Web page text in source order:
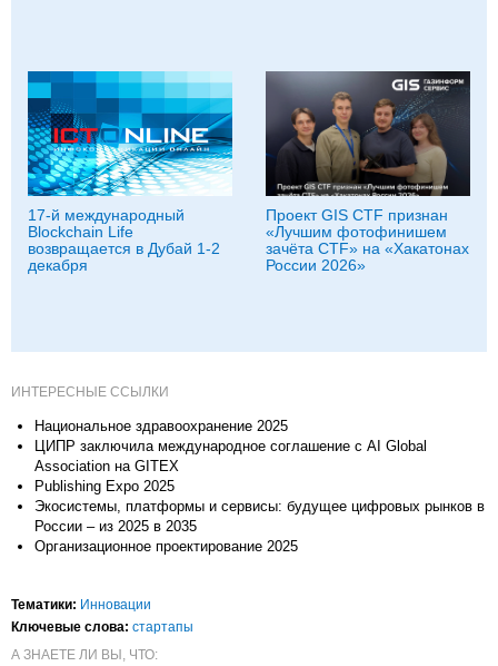
17-й международный
Blockchain Life
возвращается в Дубай 1-2
декабря
Проект GIS CTF признан
«Лучшим фотофинишем
зачёта CTF» на «Хакатонах
России 2026»
ИНТЕРЕСНЫЕ ССЫЛКИ
Национальное здравоохранение 2025
ЦИПР заключила международное соглашение с AI Global
Association на GITEX
Publishing Expo 2025
Экосистемы, платформы и сервисы: будущее цифровых рынков в
России – из 2025 в 2035
Организационное проектирование 2025
Тематики: Инновации
Ключевые слова: стартапы
А ЗНАЕТЕ ЛИ ВЫ, ЧТО: